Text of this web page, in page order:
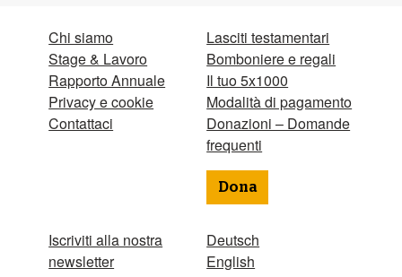
Chi siamo
Stage & Lavoro
Rapporto Annuale
Privacy e cookie
Contattaci
Iscriviti alla nostra
newsletter
Lasciti testamentari
Bomboniere e regali
Il tuo 5x1000
Modalità di pagamento
Donazioni – Domande
frequenti
Dona
Deutsch
English